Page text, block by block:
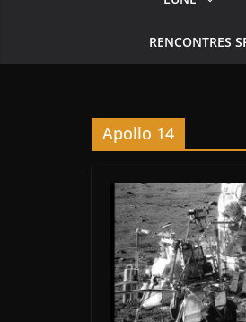
RENCONTRES
Apollo 14